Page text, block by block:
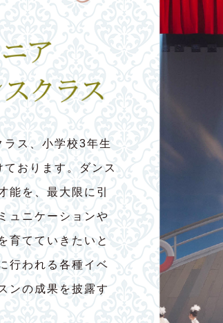
ス、小学校3年生
ております。ダンス
能を、最大限に引
ュニケーションや
育てていきたいと
行われる各種イベ
ンの成果を披露す